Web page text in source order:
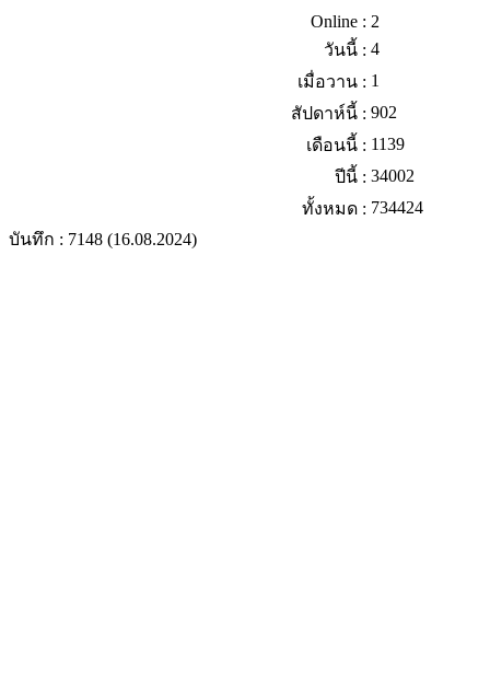
Online : 2
วันนี้ : 4
เมื่อวาน : 1
สัปดาห์นี้ : 902
เดือนนี้ : 1139
ปีนี้ : 34002
ทั้งหมด : 734424
บันทึก : 7148 (16.08.2024)